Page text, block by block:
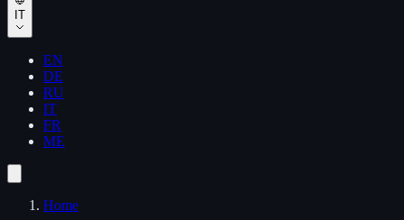
IT
EN
DE
RU
IT
FR
ME
Home